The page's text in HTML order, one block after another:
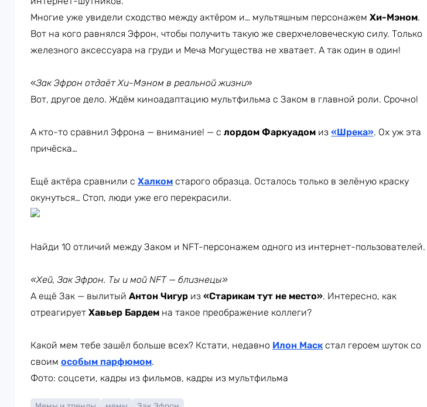
Многие уже увидели сходство между актёром и… мультяшным персонажем Хи-Мэном.
Вот на кого равнялся Эфрон, чтобы получить такую же сверхчеловеческую силу. Только
железного аксессуара на груди и Меча Могущества не хватает. А так один в один!
«Зак Эфрон отдаёт Хи-Мэном в реальной жизни»
Вот, другое дело. Ждём киноадаптацию мультфильма с Заком в главной роли. Срочно!
А кто-то сравнил Эфрона — внимание! — с лордом Фаркуадом из «Шрека». Ох уж эта
причёска…
Ещё актёра сравнили с Халком старого образца. Осталось только в зелёную краску
окунуться… Стоп, люди уже его перекрасили.
Найди 10 отличий между Заком и NFT-персонажем одного из интернет-пользователей.
«Хей, Зак Эфрон. Ты и мой NFT — близнецы»
А ещё Зак — вылитый Антон Чигур из «Старикам тут не место». Интересно, как
отреагирует Хавьер Бардем на такое преображение коллеги?
Какой мем тебе зашёл больше всех? Кстати, недавно Илон Маск стал героем шуток со
своим особым парфюмом.
Фото: соцсети, кадры из фильмов, кадры из мультфильма